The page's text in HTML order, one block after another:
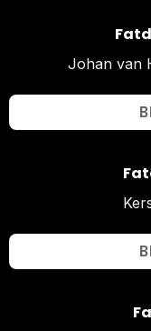
Johan van